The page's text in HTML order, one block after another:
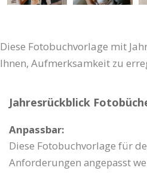
Diese Fotobuchvorlage mit
Ihnen, Aufmerksamkeit zu
Jahresrückblick
Anpassbar:
Diese Fotobuchvorlage für
Anforderungen angepasst